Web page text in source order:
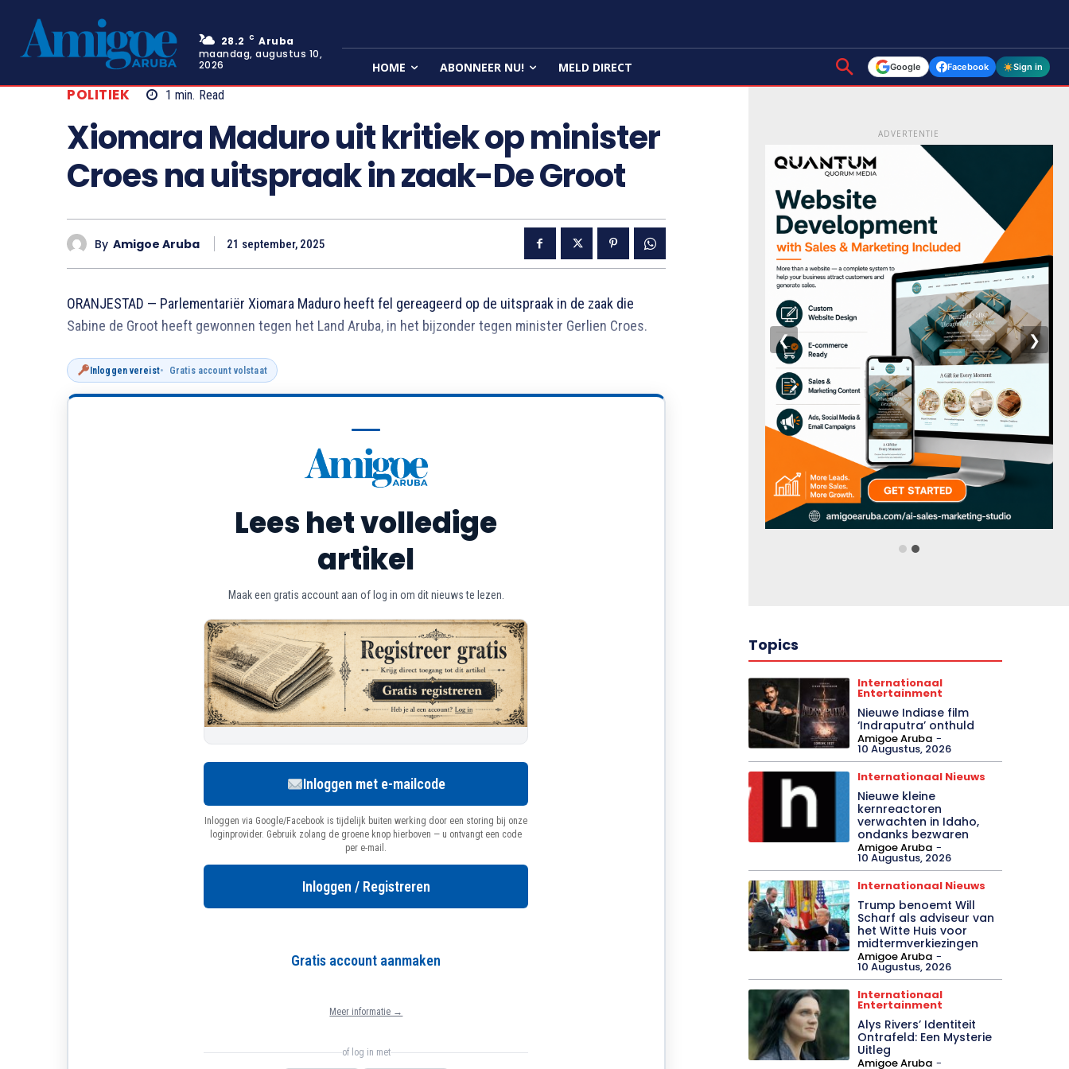
28.2 C Aruba
maandag, augustus 10,
2026
HOME ABONNEER NU! MELD DIRECT Google Facebook Sign in
POLITIEK 1 min. Read
Xiomara Maduro uit kritiek op minister
Croes na uitspraak in zaak-De Groot
By Amigoe Aruba 21 september, 2025
ORANJESTAD — Parlementariër Xiomara Maduro heeft fel gereageerd op de uitspraak in de zaak die
Sabine de Groot heeft gewonnen tegen het Land Aruba, in het bijzonder tegen minister Gerlien Croes.
Inloggen vereist Gratis account volstaat
Lees het volledige
artikel
Maak een gratis account aan of log in om dit nieuws te lezen.
Inloggen met e-mailcode
Inloggen via Google/Facebook is tijdelijk buiten werking door een storing bij onze
loginprovider. Gebruik zolang de groene knop hierboven — u ontvangt een code
per e-mail.
Inloggen / Registreren
Gratis account aanmaken
Meer informatie →
of log in met
ADVERTENTIE
❮ ❯
Topics
Internationaal
Entertainment
Nieuwe Indiase film
‘Indraputra’ onthuld
Amigoe Aruba -
10 Augustus, 2026
Internationaal Nieuws
Nieuwe kleine
kernreactoren
verwachten in Idaho,
ondanks bezwaren
Amigoe Aruba -
10 Augustus, 2026
Internationaal Nieuws
Trump benoemt Will
Scharf als adviseur van
het Witte Huis voor
midtermverkiezingen
Amigoe Aruba -
10 Augustus, 2026
Internationaal
Entertainment
Alys Rivers’ Identiteit
Ontrafeld: Een Mysterie
Uitleg
Amigoe Aruba -